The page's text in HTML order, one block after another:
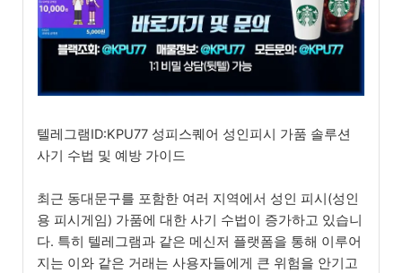
텔레그램ID:KPU77 성피스퀘어 성인피시 가품 솔루션
사기 수법 및 예방 가이드
최근 동대문구를 포함한 여러 지역에서 성인 피시(성인
용 피시게임) 가품에 대한 사기 수법이 증가하고 있습니
다. 특히 텔레그램과 같은 메신저 플랫폼을 통해 이루어
지는 이와 같은 거래는 사용자들에게 큰 위험을 안기고